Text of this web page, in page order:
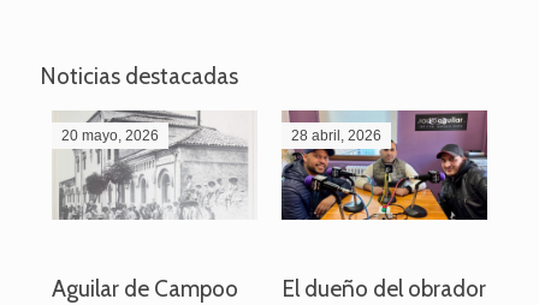
Noticias destacadas
20 mayo, 2026
Aguilar de Campoo
28 abril, 2026
El dueño del obrador